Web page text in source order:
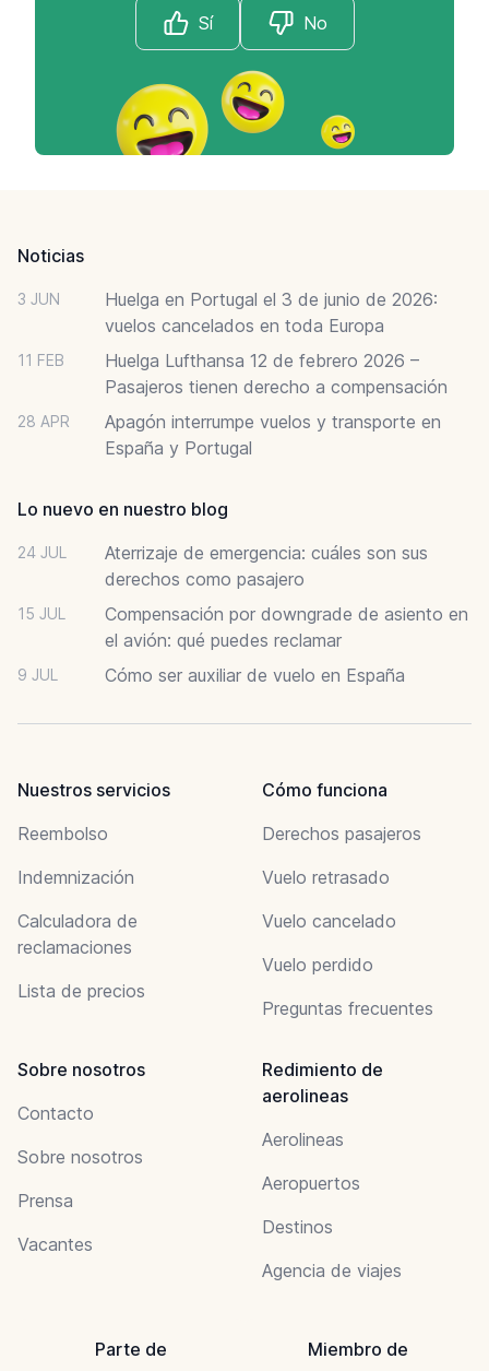
Sí No
Noticias
3 JUN
Huelga en Portugal el 3 de junio de 2026:
vuelos cancelados en toda Europa
11 FEB
Huelga Lufthansa 12 de febrero 2026 –
Pasajeros tienen derecho a compensación
28 APR
Apagón interrumpe vuelos y transporte en
España y Portugal
Lo nuevo en nuestro blog
24 JUL
Aterrizaje de emergencia: cuáles son sus
derechos como pasajero
15 JUL
Compensación por downgrade de asiento en
el avión: qué puedes reclamar
9 JUL Cómo ser auxiliar de vuelo en España
Nuestros servicios
Reembolso
Indemnización
Calculadora de
reclamaciones
Lista de precios
Cómo funciona
Derechos pasajeros
Vuelo retrasado
Vuelo cancelado
Vuelo perdido
Preguntas frecuentes
Sobre nosotros
Contacto
Sobre nosotros
Prensa
Vacantes
Redimiento de
aerolineas
Aerolineas
Aeropuertos
Destinos
Agencia de viajes
Parte de Miembro de